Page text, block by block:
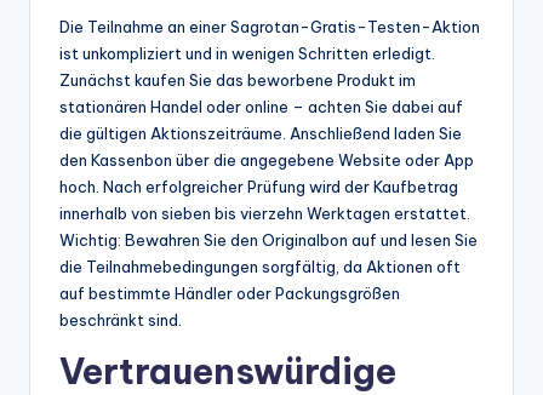
Die Teilnahme an einer Sagrotan-Gratis-Testen-Aktion
ist unkompliziert und in wenigen Schritten erledigt.
Zunächst kaufen Sie das beworbene Produkt im
stationären Handel oder online – achten Sie dabei auf
die gültigen Aktionszeiträume. Anschließend laden Sie
den Kassenbon über die angegebene Website oder App
hoch. Nach erfolgreicher Prüfung wird der Kaufbetrag
innerhalb von sieben bis vierzehn Werktagen erstattet.
Wichtig: Bewahren Sie den Originalbon auf und lesen Sie
die Teilnahmebedingungen sorgfältig, da Aktionen oft
auf bestimmte Händler oder Packungsgrößen
beschränkt sind.
Vertrauenswürdige